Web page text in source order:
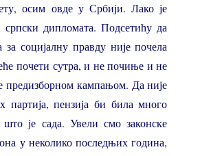
осим овде у Србији. Лако је
српски дипломата. Подсетићу да
социјалну правду није почела
почети сутра, и не почиње и не
предизборном кампањом. Да није
партија, пензија би била много
је сада. Увели смо законске
у неколико последњих година,